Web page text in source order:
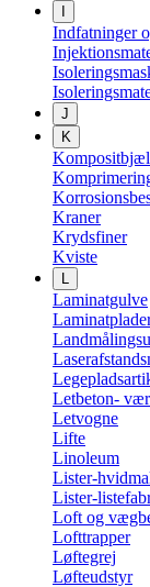
Indfatninger
J
K
Kraner
Krydsfiner
Kviste
L
Laminatgulve
Letbeton-
Letvogne
Lifte
Linoleum
Lister-
Lister-
Loft og
Lofttrapper
Løftegrej
Løfteudstyr